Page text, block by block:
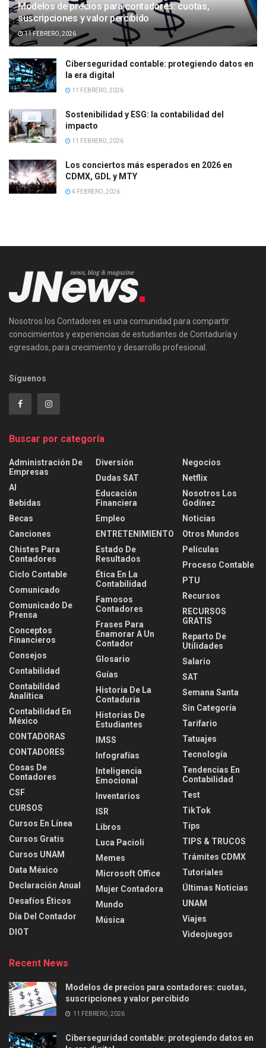
Modelos de precios para contadores: cuotas,
suscripciones y valor percibido
11 FEBRERO, 2026
Ciberseguridad contable: protegiendo datos en
la era digital
11 FEBRERO, 2026
Sostenibilidad y ESG: la contabilidad del
impacto
11 FEBRERO, 2026
Los conciertos más esperados en 2026 en
CDMX, GDL y MTY
4 FEBRERO, 2026
Nosotros los Contadores es una comunidad para compartir
conocimientos y experiencias de estudiantes de Contaduría y
egresados, para crecimiento y desarrollo profesional.
Síguenos
Buscar por categoría
Administración De
Empresas
AI
Bebidas
Becas
Canciones
Chistes Para
Contadores
Ciclo Contable
Comunicado
Comunicado De
Prensa
Conceptos
Financieros
Consejos
Contabilidad
Contabilidad
Analítica
Contabilidad En
México
CONTADORAS
CONTADORES
Cosas De
Contadores
CSF
CURSOS
Cursos En Línea
Cursos Gratis
Cursos UNAM
Data México
Declaración Anual
Desafíos Éticos
Día Del Contador
DIOT
Diversión
Dudas SAT
Educación
Financiera
Empleo
ENTRETENIMIENTO
Estado De
Resultados
Ética En La
Contabilidad
Famosos
Contadores
Frases Para
Enamorar A Un
Contador
Glosario
Guías
Historia De La
Contaduria
Historias De
Estudiantes
IMSS
Infografías
Inteligencia
Emocional
Inventarios
ISR
Libros
Luca Pacioli
Memes
Microsoft Office
Mujer Contadora
Mundo
Música
Negocios
Netflix
Nosotros Los
Godínez
Noticias
Otros Mundos
Películas
Proceso Contable
PTU
Recursos
RECURSOS
GRATIS
Reparto De
Utilidades
Salario
SAT
Semana Santa
Sin Categoría
Tarifario
Tatuajes
Tecnología
Tendencias En
Contabilidad
Test
TikTok
Tips
TIPS & TRUCOS
Trámites CDMX
Tutoriales
Últimas Noticias
UNAM
Viajes
Videojuegos
Recent News
Modelos de precios para contadores: cuotas,
suscripciones y valor percibido
11 FEBRERO, 2026
Ciberseguridad contable: protegiendo datos en